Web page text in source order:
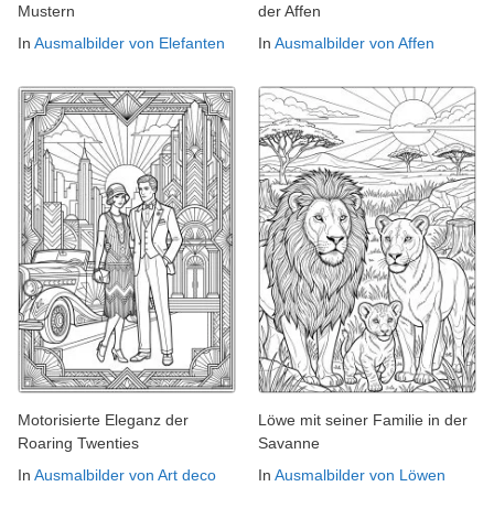
Mustern
In Ausmalbilder von Elefanten
der Affen
In Ausmalbilder von Affen
Motorisierte Eleganz der
Roaring Twenties
In Ausmalbilder von Art deco
Löwe mit seiner Familie in der
Savanne
In Ausmalbilder von Löwen